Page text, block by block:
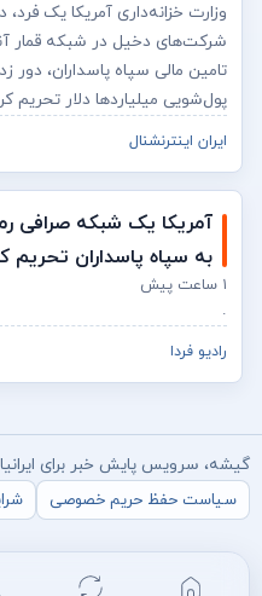
وزارت خزانه‌داری آمریکا یک
شرکت‌های دخیل در شبکه قمار
تامین مالی سپاه پاسداران،
پول‌شویی میلیاردها دلار تحریم
ایران اینترنشنال
آمریکا یک شبکه صرافی
به سپاه پاسداران تحریم
۱ ساعت پیش
.
رادیو فردا
گیشه، سرویس پایش خبر برای
سیاست حفظ حریم خصوصی